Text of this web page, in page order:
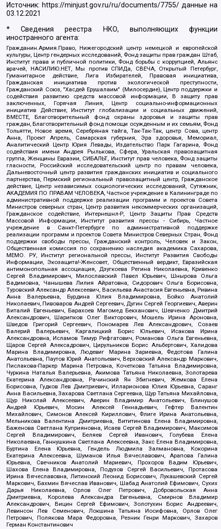
Источник: https://minjust.gov.ru/ru/documents/7755/ данные на
03.12.2021
* Сведения реестра НКО, выполняющих функции
иностранного агента:
Гражданин.Армия.Право, Нижегородский центр немецкой и европейской
культуры, Центр гендерных исследований, Фонд защиты прав граждан Штаб,
Институт права и публичной политики, Фонд борьбы с коррупцией, Альянс
врачей, НАСИЛИЮ.НЕТ, Мы против СПИДа, СВЕЧА, Открытый Петербург,
Гуманитарное действие, Лига Избирателей, Правовая инициатива,
Гражданская инициатива против экологической преступности,
Гражданский Союз, "Хасдей Ерушалаим" (Милосердие), Центр поддержки и
содействия развитию средств массовой информации, В защиту прав
заключенных, Горячая Линия, Центр социально-информационных
инициатив Действие, Институт глобализации и социальных движений,
ВМЕСТЕ, Благотворительный фонд охраны здоровья и защиты прав
граждан, Благотворительный фонд помощи осужденным и их семьям, Фонд
Тольятти, Новое время, Серебряная тайга, Так-Так-Так, центр Сова, центр
Анна, Проект Апрель, Самарская губерния, Эра здоровья, Мемориал,
Аналитический Центр Юрия Левады, Издательство Парк Гагарина, Фонд
содействия имени Андрея Рылькова, Сфера, Уральская правозащитная
группа, Женщины Евразии, СИБАЛЬТ, Институт прав человека, Фонд защиты
гласности, Российский исследовательский центр по правам человека,
Дальневосточный центр развития гражданских инициатив и социального
партнерства, Пермский региональный правозащитный центр, Гражданское
действие, Центр независимых социологических исследований, Сутяжник,
АКАДЕМИЯ ПО ПРАВАМ ЧЕЛОВЕКА, Частное учреждение в Калининграде по
административной поддержке реализации программ и проектов Совета
Министров северных стран, Центр развития некоммерческих организаций,
Гражданское содействие, Интернешнл-Р, Центр Защиты Прав Средств
Массовой Информации, Институт развития прессы - Сибирь, Частное
учреждение в Санкт-Петербурге по административной поддержке
реализации программ и проектов Совета Министров Северных Стран, Фонд
поддержки свободы прессы, Гражданский контроль, Человек и Закон,
Общественная комиссия по сохранению наследия академика Сахарова,
МЕМО. РУ, Институт региональной прессы, Институт Развития Свободы
Информации, Экозащита!-Женсовет, Общественный вердикт, Евразийская
антимонопольная ассоциация, Дзугкоева Регина Николаевна, Кривенко
Сергей Владимирович, Милославский Павел Юрьевич, Шнырова Ольга
Вадимовна, Чанышева Лилия Айратовна, Сидорович Ольга Борисовна,
Туровский Александр Алексеевич, Васильева Анастасия Евгеньевна, Ривина
Анна Валерьевна, Бурдина Юлия Владимировна, Бойко Анатолий
Николаевич, Пивоваров Андрей Сергеевич, Дугин Сергей Георгиевич, Аверин
Виталий Евгеньевич, Барахоев Магомед Бекханович, Шевченко Дмитрий
Александрович, Шарипков Олег Викторович, Мошель Ирина Ароновна,
Шведов Григорий Сергеевич, Пономарев Лев Александрович, Созаев
Валерий Валерьевич, Каргалицкий Борис Юльевич, Исакова Ирина
Александровна, Исламов Тимур Рифгатович, Романова Ольга Евгеньевна,
Щаров Сергей Алексадрович, Цирульников Борис Альбертович, Халидова
Марина Владимировна, Людевиг Марина Зариевна, Федотова Галина
Анатольевна, Паутов Юрий Анатольевич, Верховский Александр Маркович,
Пислакова-Паркер Марина Петровна, Кочеткова Татьяна Владимировна,
Чуркина Наталья Валерьевна, Акимова Татьяна Николаевна, Золотарева
Екатерина Александровна, Рачинский Ян Збигневич, Жемкова Елена
Борисовна, Гудков Лев Дмитриевич, Илларионова Юлия Юрьевна, Саранг
Анна Васильевна, Захарова Светлана Сергеевна, Щур Татьяна Михайловна,
Щур Николай Алексеевич, Аверин Владимир Анатольевич, Блинушов
Андрей Юрьевич, Мосин Алексей Геннадьевич, Гефтер Валентин
Михайлович, Симонов Алексей Кириллович, Флиге Ирина Анатольевна,
Мельникова Валентина Дмитриевна, Вититинова Елена Владимировна,
Баженова Светлана Куприяновна, Исаев Сергей Владимирович, Максимов
Сергей Владимирович, Беляев Сергей Иванович, Голубева Елена
Николаевна, Ганнушкина Светлана Алексеевна, Закс Елена Владимировна,
Буртина Елена Юрьевна, Гендель Людмила Залмановна, Кокорина
Екатерина Алексеевна, Шуманов Илья Вячеславович, Арапова Галина
Юрьевна, Свечников Анатолий Мариевич, Прохоров Вадим Юрьевич,
Шахова Елена Владимировна, Подузов Сергей Васильевич, Протасова
Ирина Вячеславовна, Литинский Леонид Борисович, Лукашевский Сергей
Маркович, Бахмин Вячеслав Иванович, Шабад Анатолий Ефимович, Сухих
Дарья Николаевна, Орлов Олег Петрович, Добровольская Анна
Дмитриевна, Королева Александра Евгеньевна, Смирнов Владимир
Александрович, Вицин Сергей Ефимович, Золотухин Борис Андреевич,
Левинсон Лев Семенович, Локшина Татьяна Иосифовна, Орлов Олег
Петрович, Полякова Мара Федоровна, Резник Генри Маркович, Захаров
Герман Константинович